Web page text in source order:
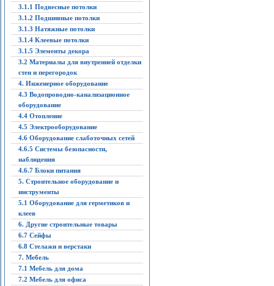
3.1.1 Подвесные потолки
3.1.2 Подшивные потолки
3.1.3 Натяжные потолки
3.1.4 Клеевые потолки
3.1.5 Элементы декора
3.2 Материалы для внутренней отделки
стен и перегородок
4. Инженерное оборудование
4.3 Водопроводно-канализационное
оборудование
4.4 Отопление
4.5 Электрооборудование
4.6 Оборудование слаботочных сетей
4.6.5 Системы безопасности,
наблюдения
4.6.7 Блоки питания
5. Строительное оборудование и
инструменты
5.1 Оборудование для герметиков и
клеев
6. Другие строительные товары
6.7 Сейфы
6.8 Стелажи и верстаки
7. Мебель
7.1 Мебель для дома
7.2 Мебель для офиса